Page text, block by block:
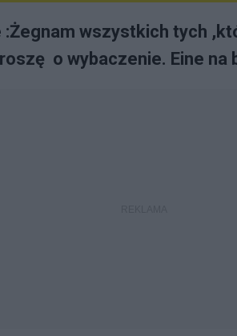
:Żegnam wszystkich tych
o wybaczenie. Eine na